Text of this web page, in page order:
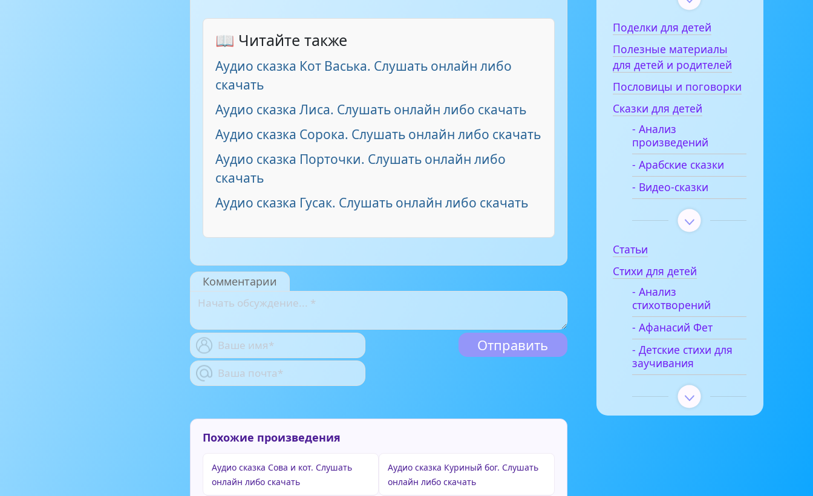
📖 Читайте также
Аудио сказка Кот Васька. Слушать онлайн либо
скачать
Аудио сказка Лиса. Слушать онлайн либо скачать
Аудио сказка Сорока. Слушать онлайн либо скачать
Аудио сказка Порточки. Слушать онлайн либо
скачать
Аудио сказка Гусак. Слушать онлайн либо скачать
Комментарии
Похожие произведения
Аудио сказка Сова и кот. Слушать
онлайн либо скачать
Аудио сказка Куриный бог. Слушать
онлайн либо скачать
Поделки для детей
Полезные материалы
для детей и родителей
Пословицы и поговорки
Сказки для детей
- Анализ
произведений
- Арабские сказки
- Видео-сказки
Статьи
Стихи для детей
- Анализ
стихотворений
- Афанасий Фет
- Детские стихи для
заучивания